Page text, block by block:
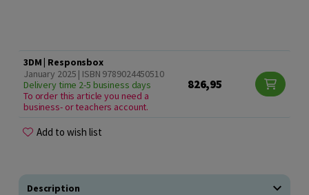
3DM | Responsbox
January 2025 | ISBN 9789024450510
Delivery time 2-5 business days
To order this article you need a
business- or teachers account.
826,95
Add to wish list
Description